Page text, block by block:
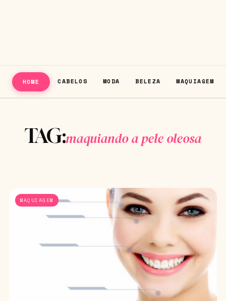
HOME CABELOS MODA BELEZA MAQUIAGEM
TAG:maquiando a pele oleosa
MAQUIAGEM